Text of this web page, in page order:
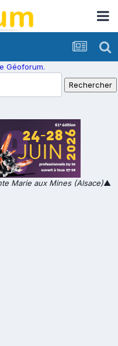
Géoforum.
Marie aux Mines (Alsace)▲